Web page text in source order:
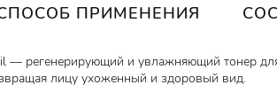
ПРИМЕНЕНИЯ
— регенерирующий и увлажняющий тонер
лицу ухоженный и здоровый вид.